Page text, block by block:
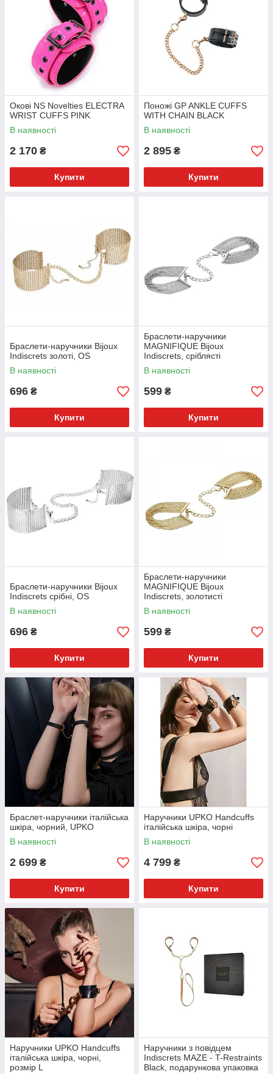
Окові NS Novelties ELECTRA
WRIST CUFFS PINK
В наявності
2 170 ₴
Купити
Поножі GP ANKLE CUFFS
WITH CHAIN BLACK
В наявності
2 895 ₴
Купити
Браслети-наручники Bijoux
Indiscrets золоті, OS
В наявності
696 ₴
Купити
Браслети-наручники
MAGNIFIQUE Bijoux
Indiscrets, сріблясті
В наявності
599 ₴
Купити
Браслети-наручники Bijoux
Indiscrets срібні, OS
В наявності
696 ₴
Купити
Браслети-наручники
MAGNIFIQUE Bijoux
Indiscrets, золотисті
В наявності
599 ₴
Купити
Браслет-наручники італійська
шкіра, чорний, UPKO
В наявності
2 699 ₴
Купити
Наручники UPKO Handcuffs
італійська шкіра, чорні
В наявності
4 799 ₴
Купити
Наручники UPKO Handcuffs
італійська шкіра, чорні,
розмір L
Наручники з повідцем
Indiscrets MAZE - T-Restraints
Black, подарункова упаковка